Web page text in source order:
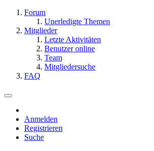
Forum
Unerledigte Themen
Mitglieder
Letzte Aktivitäten
Benutzer online
Team
Mitgliedersuche
FAQ
Anmelden
Registrieren
Suche